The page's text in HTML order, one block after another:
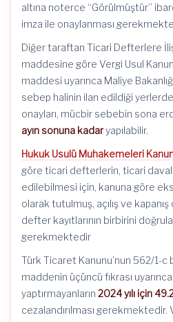
altına noterce “Görülmüştür”
imza ile onaylanması
Diğer taraftan Ticari Defterlere
maddesine göre Vergi Usul
maddesi uyarınca Maliye
sebep halinin ilan edildiği
onayları, mücbir sebebin sona
ayın sonuna kadaryapılabilir.
Hukuk Usulü Muhakemeleri
göre ticari defterlerin, ticari
edilebilmesi için, kanuna göre
olarak tutulmuş, açılış ve kapanış
defter kayıtlarının birbirini
gerekmektedir
Türk Ticaret Kanunu’nun 562/1-
maddenin üçüncü fıkrası
yaptırmayanların 2024 yılı için
cezalandırılması gerekmektedir.